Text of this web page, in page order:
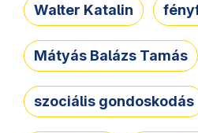
Walter Katalin
Mátyás Balázs Tamás
szociális gondoskodás